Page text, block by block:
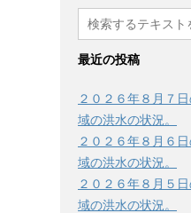
最近の投稿
２０２６年８月７
域の洪水の状況。
２０２６年８月６
域の洪水の状況。
２０２６年８月５
域の洪水の状況。